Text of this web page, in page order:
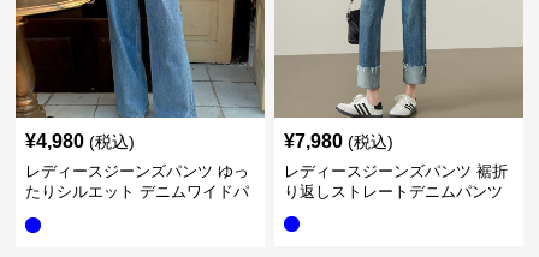
¥4,980 (税込)
レディースジーンズパンツ ゆっ
たりシルエット デニムワイドパ
¥7,980 (税込)
レディースジーンズパンツ 裾折
り返しストレートデニムパンツ